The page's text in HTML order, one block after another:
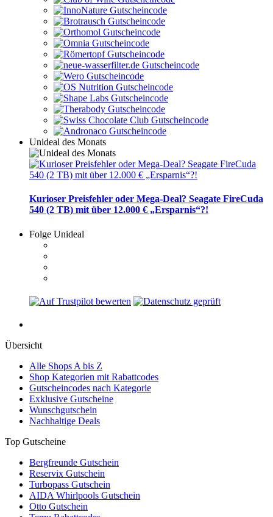
Unideal des Monats
Kurioser Preisfehler oder Mega-Deal? Seagate FireCuda
540 (2 TB) mit über 12.000 € „Ersparnis“?!
Folge Unideal
Übersicht
Alle Shops A bis Z
Shop Kategorien mit Rabattcodes
Gutscheincodes nach Kategorie
Exklusive Gutscheine
Wunschgutschein
Nachhaltige Deals
Top Gutscheine
Bergfreunde Gutschein
Reservix Gutschein
Turbopass Gutschein
AIDA Whirlpools Gutschein
Otto Gutschein